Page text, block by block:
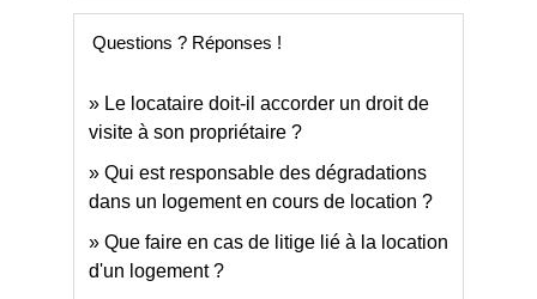
Questions ? Réponses !
Le locataire doit-il accorder un droit de
visite à son propriétaire ?
Qui est responsable des dégradations
dans un logement en cours de location ?
Que faire en cas de litige lié à la location
d'un logement ?